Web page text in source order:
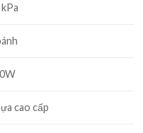
cao cấp